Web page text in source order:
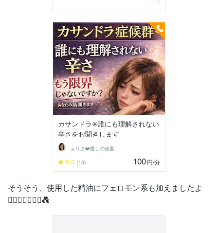
カサンドラ✳️誰にも理解されない
辛さをお聞きします
えりさ❤️癒しの秘書
5.0 (14) 100円/分
そうそう、使用した精油にフェロモン系も加えましたよ
👩‍❤️‍👩👩‍❤️‍💋‍👩💑